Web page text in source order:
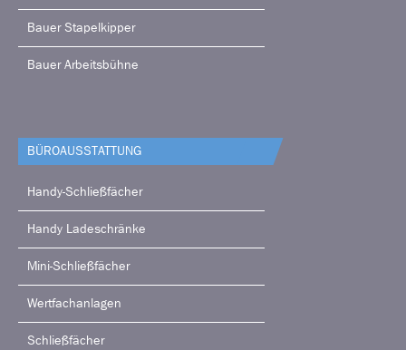
Bauer Stapelkipper
Bauer Arbeitsbühne
BÜRO­AUSSTATTUNG
Handy-Schließfächer
Handy Ladeschränke
Mini-Schließfächer
Wertfachanlagen
Schließfächer